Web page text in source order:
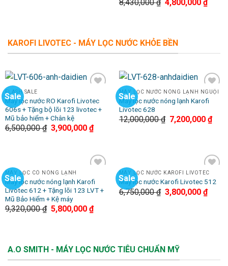
8,430,000₫ 4,800,000 ₫
KAROFI LIVOTEC - MÁY LỌC NƯỚC KHỎE BỀN
Sale
Wishlist
FLASH SALE
Máy lọc nước RO Karofi Livotec
606s + Tặng bộ lõi 123 livotec +
Mũ bảo hiểm + Chân kệ
6,500,000₫ 3,900,000 ₫
Sale
Add to
Wishlist
MÁY LỌC NƯỚC NÓNG LẠNH NGUỘI
Máy lọc nước nóng lạnh Karofi
Livotec 628
12,000,000₫ 7,200,000 ₫
Sale
Add to
Wishlist
MÁY LỌC CÓ NÓNG LẠNH
Máy lọc nước nóng lạnh Karofi
Livotec 612 + Tặng lõi 123 LVT +
Mũ Bảo Hiểm + Kệ máy
9,320,000₫ 5,800,000 ₫
Sale
Wishlist
MÁY LỌC NƯỚC KAROFI LIVOTEC
Máy lọc nước Karofi Livotec 512
6,750,000₫ 3,800,000 ₫
A.O SMITH - MÁY LỌC NƯỚC TIÊU CHUẨN MỸ